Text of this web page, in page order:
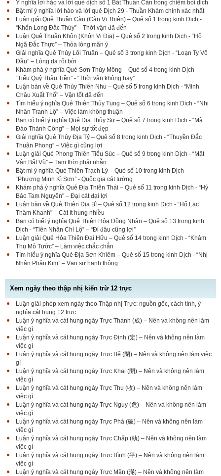
Ý nghĩa lời hào và lời quẻ dịch số 1 Bát Thuần Càn trong chiêm bói dịch
Bật mí ý nghĩa lời hào và lời quẻ Dịch 29 - Thuần Khảm chính xác nhất
Luận giải Quẻ Thuần Càn (Càn Vi Thiên) – Quẻ số 1 trong kinh Dịch -
“Khốn Long Đắc Thủy” – Thời vận đã đến
Luận Quẻ Thuần Khôn (Khôn Vi Địa) – Quẻ số 2 trong kinh Dịch - “Hổ
Ngã Đắc Thực” – Thỏa lòng mãn ý
Giải nghĩa Quẻ Thủy Lôi Truân – Quẻ số 3 trong kinh Dịch - “Loạn Ty Vô
Đầu” – Lòng dạ rối bời
Khám phá ý nghĩa Quẻ Sơn Thủy Mông – Quẻ số 4 trong kinh Dịch -
“Tiểu Quỷ Thâu Tiền” - “Thời vận không hay”
Luận bàn về Quẻ Thủy Thiên Nhu – Quẻ số 5 trong kinh Dịch - “Minh
Châu Xuất Thổ” – Vận tốt đã đến
Tìm hiểu ý nghĩa Quẻ Thiên Thủy Tụng – Quẻ số 6 trong kinh Dịch - “Nhị
Nhân Tranh Lộ” – Việc làm không thuận
Bạn có biết ý nghĩa Quẻ Địa Thủy Sư – Quẻ số 7 trong kinh Dịch - “Mã
Đáo Thành Công” – Mọi sự tốt đẹp
Giải nghĩa Quẻ Thủy Địa Tỷ – Quẻ số 8 trong kinh Dịch - “Thuyền Đắc
Thuận Phong” – Việc gì cũng lợi
Luận giải Quẻ Phong Thiên Tiểu Súc – Quẻ số 9 trong kinh Dịch - “Mật
Vân Bất Vũ” – Tạm thời phải nhẫn
Bật mí ý nghĩa Quẻ Thiên Trạch Lý – Quẻ số 10 trong kinh Dịch -
“Phượng Minh Kì Sơn” - Quốc gia cát tường
Khám phá ý nghĩa Quẻ Địa Thiên Thái – Quẻ số 11 trong kinh Dịch - “Hỷ
Báo Tam Nguyên" – Đại cát đại lợi
Luận bàn về Quẻ Thiên Địa Bĩ – Quẻ số 12 trong kinh Dịch - “Hổ Lạc
Thâm Khanh" – Cát ít hung nhiều
Bạn có biết ý nghĩa Quẻ Thiên Hỏa Đồng Nhân – Quẻ số 13 trong kinh
Dịch - “Tiên Nhân Chỉ Lộ” – “Đi đâu cũng lợi”
Luận giải Quẻ Hỏa Thiên Đại Hữu – Quẻ số 14 trong kinh Dịch - “Khảm
Thụ Mô Tước” – Làm việc chắc chắn
Tìm hiểu ý nghĩa Quẻ Địa Sơn Khiêm – Quẻ số 15 trong kinh Dịch - “Nhị
Nhân Phân Kim” – Vạn sự hanh thông
Xem ngày theo thập nhị kiến trừ 12 trực
Luận giải phép xem ngày theo Thập nhị Trực: nguồn gốc, cách tính, ý
nghĩa cát hung 12 trực
Luận ý nghĩa và cát hung ngày Trực Thành (成) – Nên và không nên làm
việc gì
Luận ý nghĩa và cát hung ngày Trực Định (定) – Nên và không nên làm
việc gì
Luận ý nghĩa và cát hung ngày Trực Bế (閉) – Nên và không nên làm việc
gì
Luận ý nghĩa và cát hung ngày Trực Khai (開) – Nên và không nên làm
việc gì
Luận ý nghĩa và cát hung ngày Trực Thu (收) – Nên và không nên làm
việc gì
Luận ý nghĩa và cát hung ngày Trực Nguy (危) – Nên và không nên làm
việc gì
Luận ý nghĩa và cát hung ngày Trực Phá (破) – Nên và không nên làm
việc gì
Luận ý nghĩa và cát hung ngày Trực Chấp (執) – Nên và không nên làm
việc gì
Luận ý nghĩa và cát hung ngày Trực Bình (平) – Nên và không nên làm
việc gì
Luận ý nghĩa và cát hung ngày Trực Mãn (滿) – Nên và không nên làm